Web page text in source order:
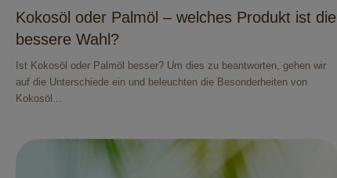
Kokosöl oder Palmöl – welches Produkt ist die
bessere Wahl?
Ist Kokosöl oder Palmöl besser? Um dies zu beantworten, gehen wir
auf die Unterschiede ein und beleuchten die Besonderheiten von
Kokosöl...